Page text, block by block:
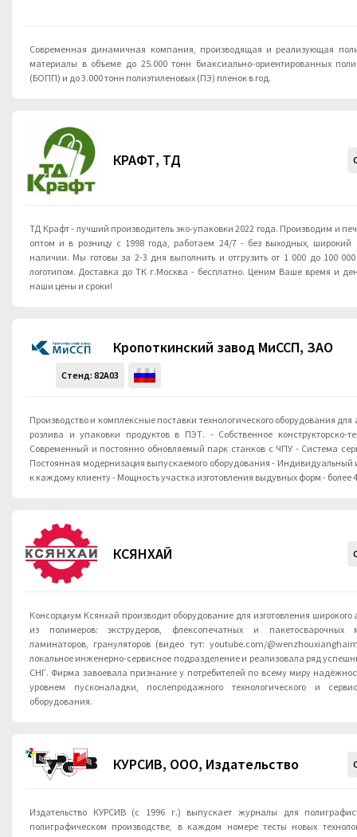
Cовременная динамичная компания, производящая и реализующая
материалы в объеме до 25.000 тонн биаксиально-ориентированных
(БОПП) и до 3.000 тонн полиэтиленовых (ПЭ) пленок в год.
КРАФТ, ТД
ТД Крафт - лучший производитель эко-упаковки 2022 года. Производим и печатаем крафт упаковку
оптом и в розницу с 1998 года, работаем 24/7 - без выходных, широкий
наличии. Мы готовы за 2-3 дня выполнить и отгрузить от 1 000 до 100
логотипом. Доставка до ТК г.Москва - бесплатно. Ценим Ваше время и деньги! Доказательство –
наши цены и сроки!
Кропоткинский завод МиССП, ЗАО
Стенд: 82A03
Производство и комплексные поставки технологического оборудования
розлива и упаковки продуктов в ПЭТ. - Собственное конструкторско-
Современный и постоянно обновляемый парк станков с ЧПУ - Система
Постоянная модернизация выпускаемого оборудования -
к каждому клиенту - Мощность участка изготовления выдувных форм - более
КСЯНХАЙ
Консорциум Ксянхай производит оборудование для изготовления
из полимеров: экструдеров, флексопечатных и пакетосварочных
ламинаторов, грануляторов (видео тут: youtube.com/
локальное инженерно-сервисное подразделение и реализовала ряд
СНГ. Фирма завоевала признание у потребителей по всему миру
уровнем пусконаладки, послепродажного технологического и
оборудования.
КУРСИВ, ООО, Издательство
Издательство КУРСИВ (с 1996 г.) выпускает журналы для полиграфистов.
полиграфическом производстве, в каждом номере тесты новых технологий.